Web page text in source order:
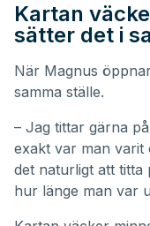
Kartan
sätter det i
När Magnus
samma ställe.
– Jag tittar gärna
exakt var man
det naturligt att titta
hur länge man var